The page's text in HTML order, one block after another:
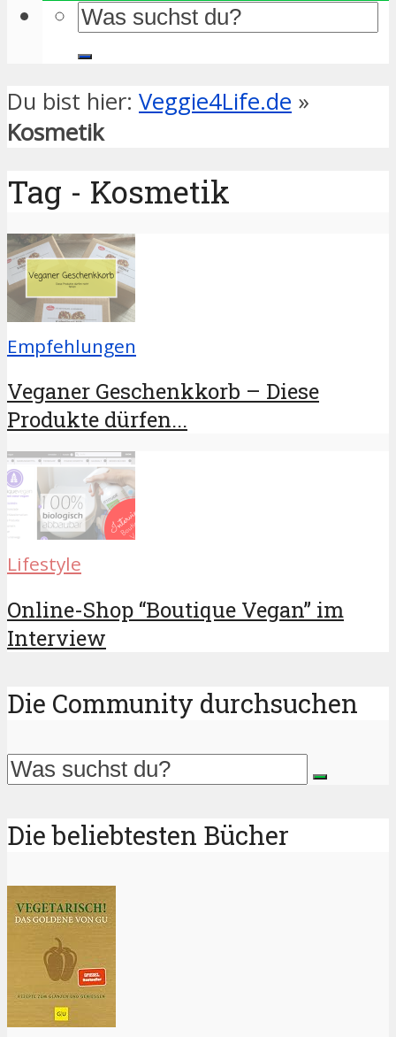
Du bist hier: Veggie4Life.de »
Kosmetik
Tag - Kosmetik
Empfehlungen
Veganer Geschenkkorb – Diese
Produkte dürfen...
Lifestyle
Online-Shop “Boutique Vegan” im
Interview
Die Community durchsuchen
Die beliebtesten Bücher